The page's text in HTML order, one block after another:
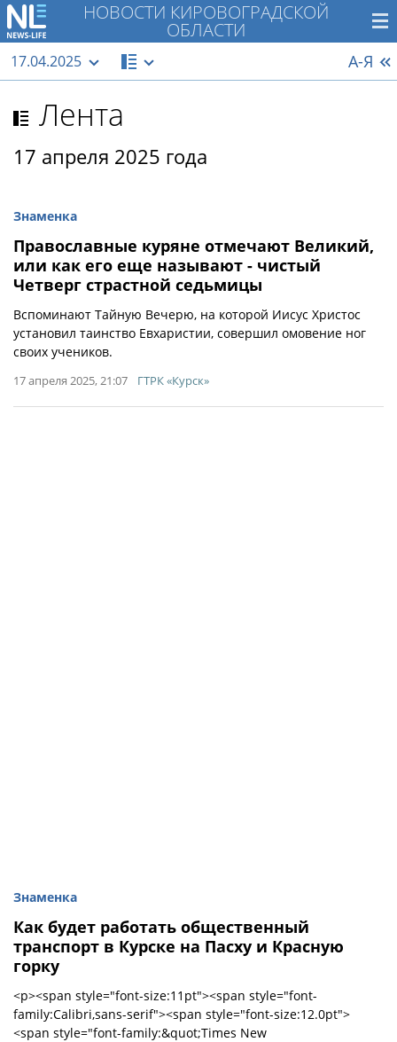
НОВОСТИ КИРОВОГРАДСКОЙ
ОБЛАСТИ
17.04.2025 А-Я
Лента
17 апреля 2025 года
Знаменка
Православные куряне отмечают Великий,
или как его еще называют - чистый
Четверг страстной седьмицы
Вспоминают Тайную Вечерю, на которой Иисус Христос
установил таинство Евхаристии, совершил омовение ног
своих учеников.
17 апреля 2025, 21:07 ГТРК «Курск»
Знаменка
Как будет работать общественный
транспорт в Курске на Пасху и Красную
горку
<p><span style="font-size:11pt"><span style="font-
family:Calibri,sans-serif"><span style="font-size:12.0pt">
<span style="font-family:&quot;Times New